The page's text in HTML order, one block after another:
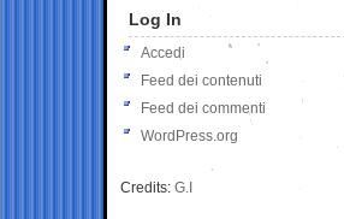
Log In
Accedi
Feed dei contenuti
Feed dei commenti
WordPress.org
Credits: G.I